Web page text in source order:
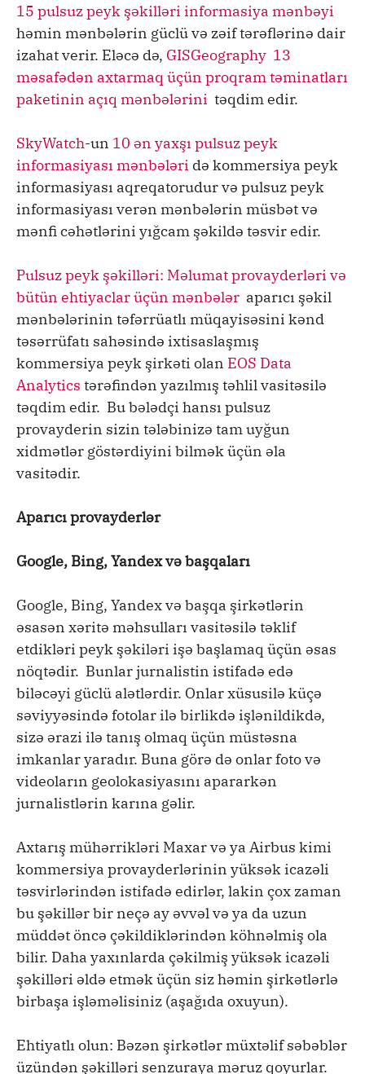
15 pulsuz peyk şəkilləri informasiya mənbəyi
həmin mənbələrin güclü və zəif tərəflərinə dair
izahat verir. Eləcə də, GISGeography 13
məsafədən axtarmaq üçün proqram təminatları
paketinin açıq mənbələrini təqdim edir.
SkyWatch-un 10 ən yaxşı pulsuz peyk
informasiyası mənbələri də kommersiya peyk
informasiyası aqreqatorudur və pulsuz peyk
informasiyası verən mənbələrin müsbət və
mənfi cəhətlərini yığcam şəkildə təsvir edir.
Pulsuz peyk şəkilləri: Məlumat provayderləri və
bütün ehtiyaclar üçün mənbələr aparıcı şəkil
mənbələrinin təfərrüatlı müqayisəsini kənd
təsərrüfatı sahəsində ixtisaslaşmış
kommersiya peyk şirkəti olan EOS Data
Analytics tərəfindən yazılmış təhlil vasitəsilə
təqdim edir. Bu bələdçi hansı pulsuz
provayderin sizin tələbinizə tam uyğun
xidmətlər göstərdiyini bilmək üçün əla
vasitədir.
Aparıcı provayderlər
Google, Bing, Yandex və başqaları
Google, Bing, Yandex və başqa şirkətlərin
əsasən xəritə məhsulları vasitəsilə təklif
etdikləri peyk şəkiləri işə başlamaq üçün əsas
nöqtədir. Bunlar jurnalistin istifadə edə
biləcəyi güclü alətlərdir. Onlar xüsusilə küçə
səviyyəsində fotolar ilə birlikdə işlənildikdə,
sizə ərazi ilə tanış olmaq üçün müstəsna
imkanlar yaradır. Buna görə də onlar foto və
videoların geolokasiyasını apararkən
jurnalistlərin karına gəlir.
Axtarış mühərrikləri Maxar və ya Airbus kimi
kommersiya provayderlərinin yüksək icazəli
təsvirlərindən istifadə edirlər, lakin çox zaman
bu şəkillər bir neçə ay əvvəl və ya da uzun
müddət öncə çəkildiklərindən köhnəlmiş ola
bilir. Daha yaxınlarda çəkilmiş yüksək icazəli
şəkilləri əldə etmək üçün siz həmin şirkətlərlə
birbaşa işləməlisiniz (aşağıda oxuyun).
Ehtiyatlı olun: Bəzən şirkətlər müxtəlif səbəblər
üzündən şəkilləri senzuraya məruz qoyurlar.